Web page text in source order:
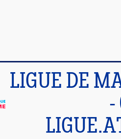
LIGUE DE
-